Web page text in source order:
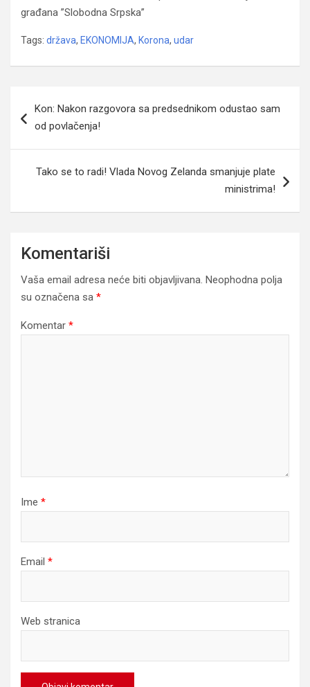
građana ”Slobodna Srpska”
Tags: država, EKONOMIJA, Korona, udar
članaka
Kon: Nakon razgovora sa predsednikom odustao sam
od povlačenja!
Tako se to radi! Vlada Novog Zelanda smanjuje plate
ministrima!
Komentariši
Vaša email adresa neće biti objavljivana. Neophodna polja
su označena sa *
Komentar *
Ime *
Email *
Web stranica